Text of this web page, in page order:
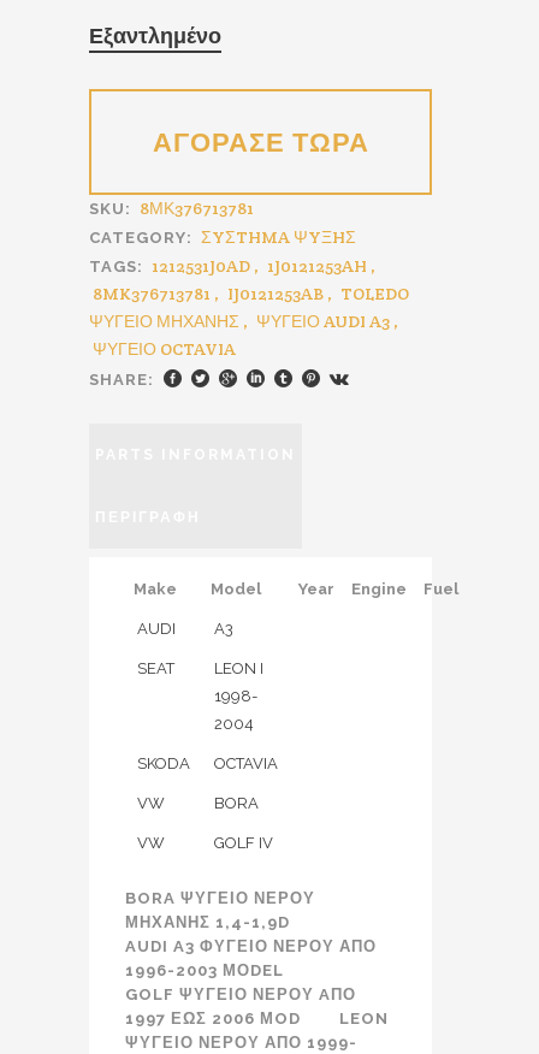
Εξαντλημένο
SKU: 8ΜΚ376713781
CATEGORY: ΣYΣTHMA ΨYΞHΣ
TAGS: 1212531J0AD , 1J0121253AH ,
8MK376713781 , IJ0121253AB , TOLEDO
ΨΥΓΕΙΟ ΜΗΧΑΝΗΣ , ΨΥΓΕΙΟ AUDI A3 ,
ΨΥΓΕΙΟ OCTAVIA
SHARE:
Make Model Year Engine Fuel
AUDI A3
SEAT
LEON I
1998-
2004
SKODA OCTAVIA
VW BORA
VW GOLF IV
BORA ΨΥΓΕΙΟ ΝΕΡΟΥ
ΜΗΧΑΝΗΣ 1,4-1,9D
AUDI A3 ΦΥΓΕΙΟ ΝΕΡΟΥ ΑΠΟ
1996-2003 ΜΟDEL
GOLF ΨΥΓΕΙΟ ΝΕΡΟΥ AΠΟ
1997 ΕΩΣ 2006 ΜOD LEON
ΨΥΓΕΙΟ ΝΕΡΟΥ ΑΠΟ 1999-